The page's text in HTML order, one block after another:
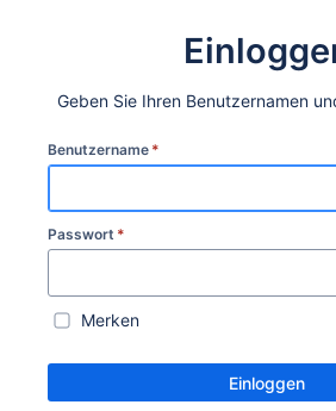
Geben Sie Ihren Benutzernamen
Benutzername *
Passwort *
Merken
Einloggen